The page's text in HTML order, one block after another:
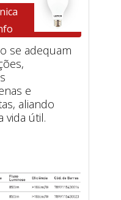
se adequam
e
aliando
vida útil.